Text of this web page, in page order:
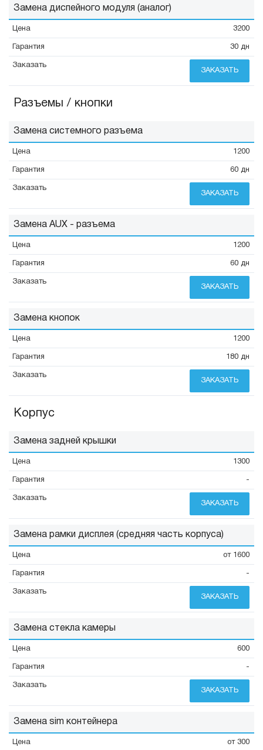
Замена диспейного модуля (аналог)
3200
30 дн
ЗАКАЗАТЬ
Разъемы / кнопки
Замена системного разъема
1200
60 дн
ЗАКАЗАТЬ
Замена AUX - разъема
1200
60 дн
ЗАКАЗАТЬ
Замена кнопок
1200
180 дн
ЗАКАЗАТЬ
Корпус
Замена задней крышки
1300
-
ЗАКАЗАТЬ
Замена рамки дисплея (средняя часть корпуса)
от 1600
-
ЗАКАЗАТЬ
Замена стекла камеры
600
-
ЗАКАЗАТЬ
Замена sim контейнера
от 300